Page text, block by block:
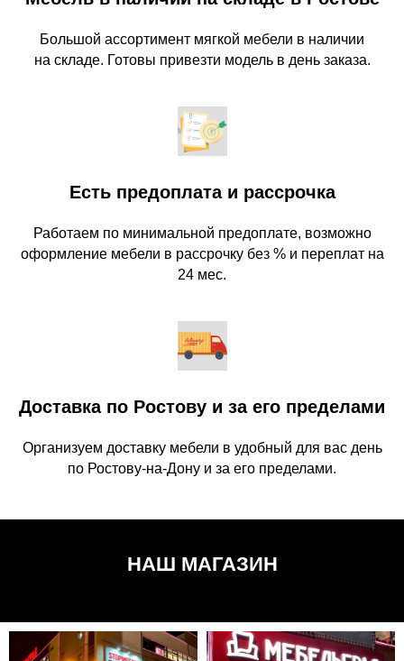
Большой ассортимент мягкой мебели в наличии
на складе. Готовы привезти модель в день заказа.
Есть предоплата и рассрочка
Работаем по минимальной предоплате, возможно
оформление мебели в рассрочку без % и переплат на
24 мес.
Доставка по Ростову и за его пределами
Организуем доставку мебели в удобный для вас день
по Ростову-на-Дону и за его пределами.
НАШ МАГАЗИН